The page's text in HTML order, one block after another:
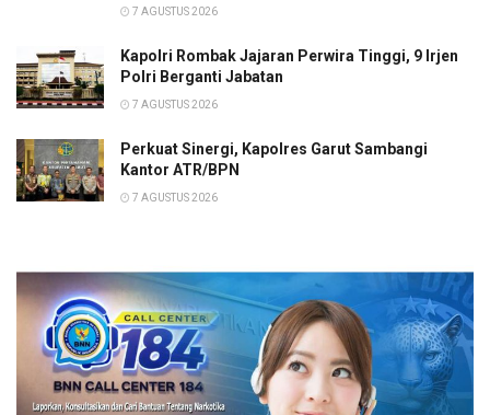
7 AGUSTUS 2026
Kapolri Rombak Jajaran Perwira Tinggi, 9 Irjen
Polri Berganti Jabatan
7 AGUSTUS 2026
Perkuat Sinergi, Kapolres Garut Sambangi
Kantor ATR/BPN
7 AGUSTUS 2026